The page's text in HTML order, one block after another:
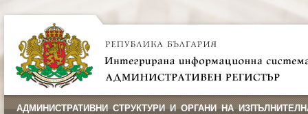
АДМИНИСТРАТИВНИ СТРУКТУРИ И ОРГАНИ НА